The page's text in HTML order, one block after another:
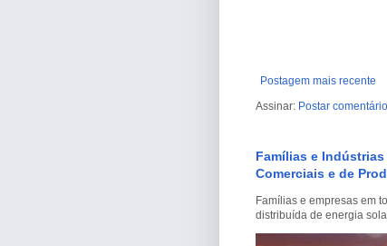
Postagem mais recente
Assinar: Postar
Famílias e
Comerciais e de
Famílias e empresas em
distribuída de energia